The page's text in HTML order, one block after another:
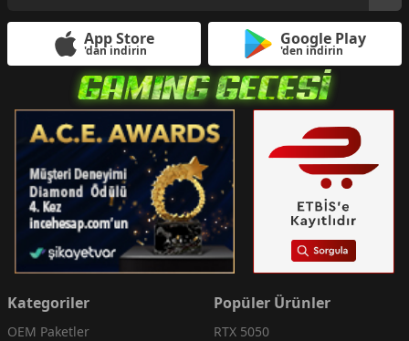
App Store
'dan indirin
Google Play
'den indirin
Kategoriler
OEM Paketler
Popüler Ürünler
RTX 5050